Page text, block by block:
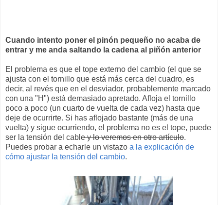
Cuando intento poner el pinón pequeño no acaba de
entrar y me anda saltando la cadena al piñón anterior
El problema es que el tope externo del cambio (el que se
ajusta con el tornillo que está más cerca del cuadro, es
decir, al revés que en el desviador, probablemente marcado
con una "H") está demasiado apretado. Afloja el tornillo
poco a poco (un cuarto de vuelta de cada vez) hasta que
deje de ocurrirte. Si has aflojado bastante (más de una
vuelta) y sigue ocurriendo, el problema no es el tope, puede
ser la tensión del cabley lo veremos en otro artículo.
Puedes probar a echarle un vistazo a la explicación de
cómo ajustar la tensión del cambio.